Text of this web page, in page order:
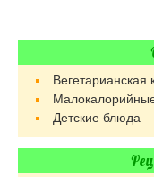
Вегетарианская
Детские блюда